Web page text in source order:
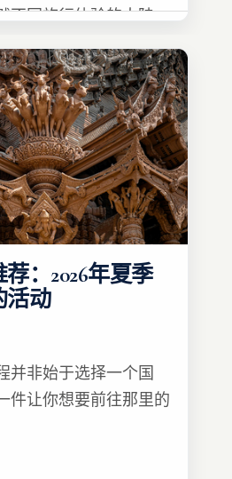
不同旅行体验的大陆。
：2026年夏季
活动
并非始于选择一个国
件让你想要前往那里的